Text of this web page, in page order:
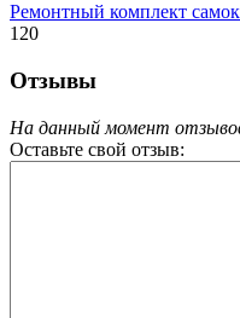
Ремонтный комплект
120
Отзывы
На данный момент
Оставьте свой отзыв: